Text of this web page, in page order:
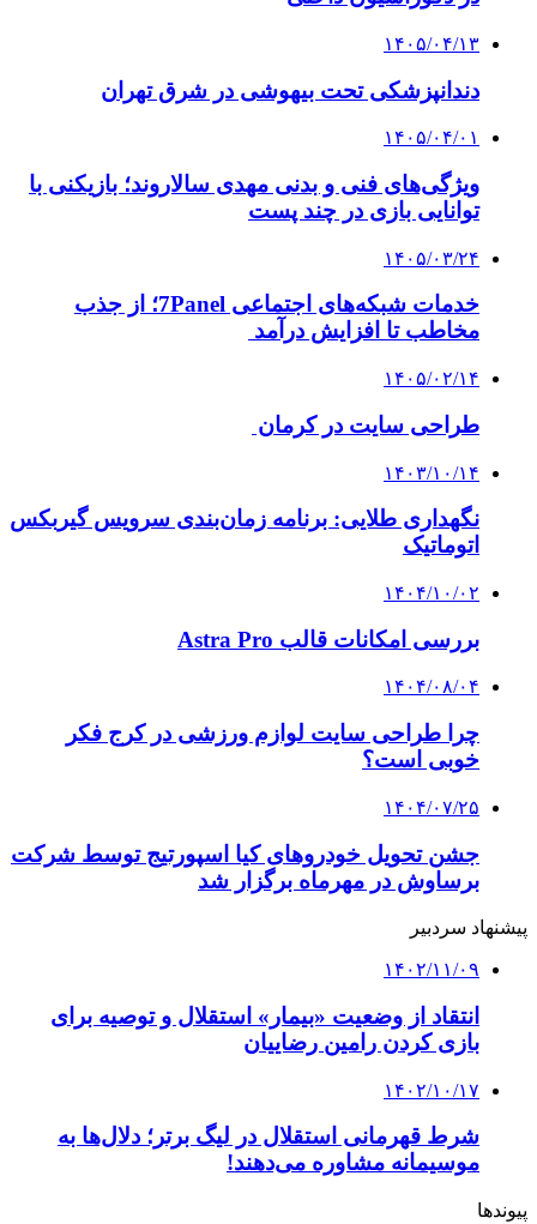
۱۴۰۵/۰۴/۱۳
دندانپزشکی تحت بیهوشی در شرق تهران
۱۴۰۵/۰۴/۰۱
ویژگی‌های فنی و بدنی مهدی سالاروند؛ بازیکنی با
توانایی بازی در چند پست
۱۴۰۵/۰۳/۲۴
خدمات شبکه‌های اجتماعی 7Panel؛ از جذب
مخاطب تا افزایش درآمد
۱۴۰۵/۰۲/۱۴
طراحی سایت در کرمان
۱۴۰۳/۱۰/۱۴
نگهداری طلایی: برنامه زمان‌بندی سرویس گیربکس
اتوماتیک
۱۴۰۴/۱۰/۰۲
بررسی امکانات قالب Astra Pro
۱۴۰۴/۰۸/۰۴
چرا طراحی سایت لوازم ورزشی در کرج فکر
خوبی است؟
۱۴۰۴/۰۷/۲۵
جشن تحویل خودروهای کیا اسپورتیج توسط شرکت
برساوش در مهرماه برگزار شد
پیشنهاد سردبیر
۱۴۰۲/۱۱/۰۹
انتقاد از وضعیت «بیمار» استقلال و توصیه برای
بازی کردن رامین رضاییان
۱۴۰۲/۱۰/۱۷
شرط قهرمانی استقلال در لیگ برتر؛ دلال‌ها به
موسیمانه مشاوره می‌دهند!
پیوندها